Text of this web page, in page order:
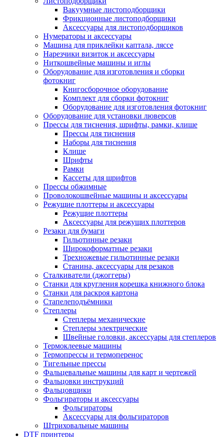
Вакуумные листоподборщики
Фрикционные листоподборщики
Аксессуары для листоподборщиков
Нумераторы и аксессуары
Машина для приклейки каптала, ляссе
Нарезчики визиток и аксессуары
Ниткошвейные машины и иглы
Оборудование для изготовления и сборки
фотокниг
Книгосборочное оборудование
Комплект для сборки фотокниг
Оборудование для изготовления фотокниг
Оборудование для установки люверсов
Прессы для тиснения, шрифты, рамки, клише
Прессы для тиснения
Наборы для тиснения
Клише
Шрифты
Рамки
Кассеты для шрифтов
Прессы обжимные
Проволокошвейные машины и аксессуары
Режущие плоттеры и аксессуары
Режущие плоттеры
Аксессуары для режущих плоттеров
Резаки для бумаги
Гильотинные резаки
Широкоформатные резаки
Трехножевые гильотинные резаки
Станина, аксессуары для резаков
Сталкиватели (джоггеры)
Станки для кругления корешка книжного блока
Станки для раскроя картона
Стапелеподъёмники
Степлеры
Степлеры механические
Степлеры электрические
Швейные головки, аксессуары для степлеров
Термоклеевые машины
Термопрессы и термоперенос
Тигельные прессы
Фальцевальные машины для карт и чертежей
Фальцовки инструкций
Фальцовщики
Фольгираторы и аксессуары
Фольгираторы
Аксессуары для фольгираторов
Штриховальные машины
DTF принтеры